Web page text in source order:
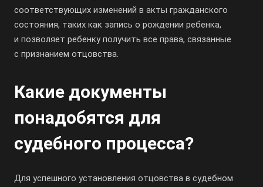
соответствующих изменений в акты гражданского
состояния, таких как запись о рождении ребенка,
и позволяет ребенку получить все права, связанные
с признанием отцовства.
Какие документы
понадобятся для
судебного процесса?
Для успешного установления отцовства в судебном